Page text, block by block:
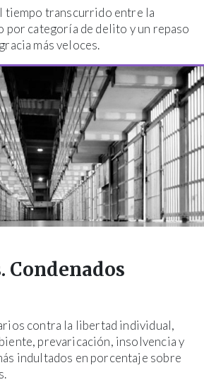
tiempo transcurrido entre la
por categoría de delito y un repaso
más veloces.
Condenados
contra la libertad individual,
prevaricación, insolvencia y
indultados en porcentaje sobre